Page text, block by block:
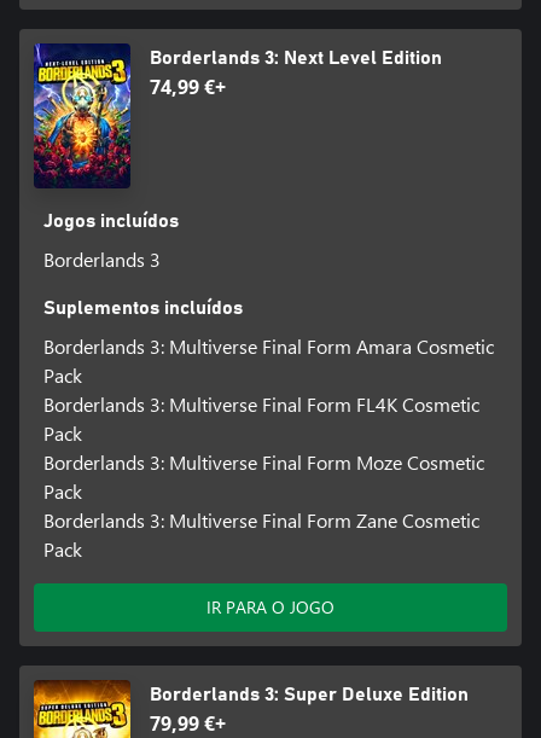
Borderlands 3: Next Level Edition
74,99 €+
Jogos incluídos
Borderlands 3
Suplementos incluídos
Borderlands 3: Multiverse Final Form Amara Cosmetic
Pack
Borderlands 3: Multiverse Final Form FL4K Cosmetic
Pack
Borderlands 3: Multiverse Final Form Moze Cosmetic
Pack
Borderlands 3: Multiverse Final Form Zane Cosmetic
Pack
IR PARA O JOGO
Borderlands 3: Super Deluxe Edition
79,99 €+